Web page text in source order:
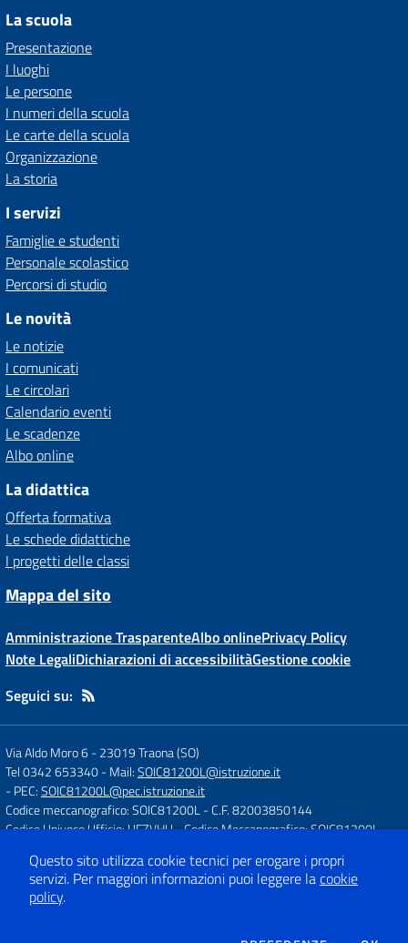
La scuola
Presentazione
I luoghi
Le persone
I numeri della scuola
Le carte della scuola
Organizzazione
La storia
I servizi
Famiglie e studenti
Personale scolastico
Percorsi di studio
Le novità
Le notizie
I comunicati
Le circolari
Calendario eventi
Le scadenze
Albo online
La didattica
Offerta formativa
Le schede didattiche
I progetti delle classi
Mappa del sito
Amministrazione TrasparenteAlbo onlinePrivacy Policy
Note LegaliDichiarazioni di accessibilitàGestione cookie
Seguici su:
Via Aldo Moro 6-23019 Traona (SO)
Tel 0342 653340- Mail:SOIC81200L@istruzione.it
- PEC:SOIC81200L@pec.istruzione.it
Codice meccanografico: SOIC81200L- C.F. 82003850144
Codice Univoco Ufficio: UFZVHU- Codice Meccanografico: SOIC81200L
Concept & Design by
Designers Italia
Questo sito utilizza cookie tecnici per erogare i propri
servizi. Per maggiori informazioni puoi leggere lacookie
policy.